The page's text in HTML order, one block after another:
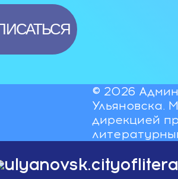
© 2026
Ульяновска.
дирекцией